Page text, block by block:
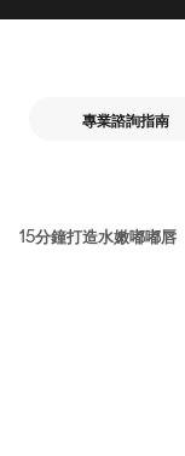
專業諮詢指南
15分鐘打造水嫩嘟嘟唇